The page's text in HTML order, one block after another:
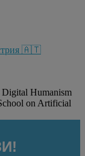
🇦🇹
Humanism
on Artificial